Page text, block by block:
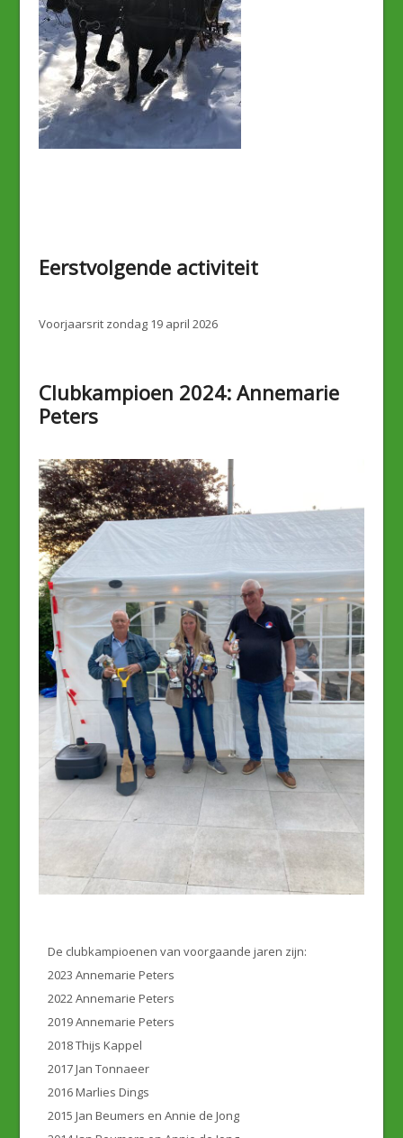
Eerstvolgende activiteit
Voorjaarsrit zondag 19 april 2026
Clubkampioen 2024: Annemarie
Peters
De clubkampioenen van voorgaande jaren zijn:
2023 Annemarie Peters
2022 Annemarie Peters
2019 Annemarie Peters
2018 Thijs Kappel
2017 Jan Tonnaeer
2016 Marlies Dings
2015 Jan Beumers en Annie de Jong